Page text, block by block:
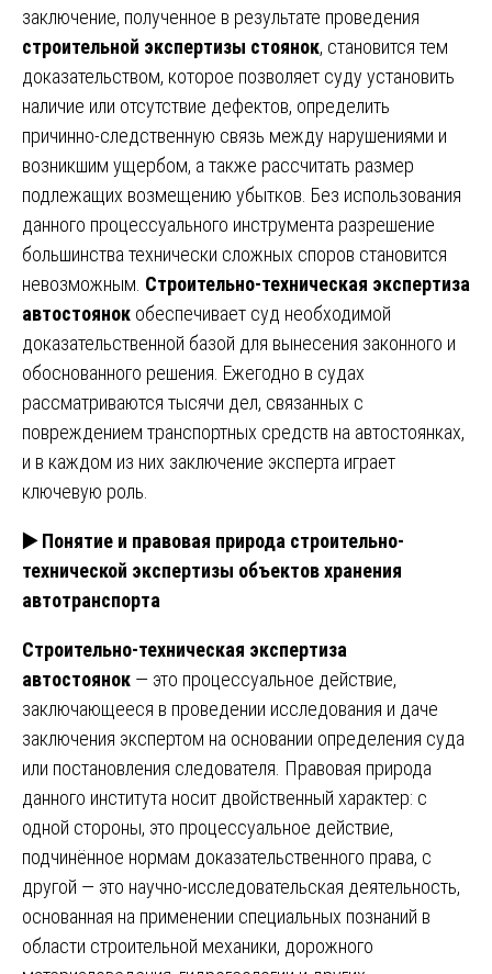
заключение, полученное в результате проведения
строительной экспертизы стоянок, становится тем
доказательством, которое позволяет суду установить
наличие или отсутствие дефектов, определить
причинно-следственную связь между нарушениями и
возникшим ущербом, а также рассчитать размер
подлежащих возмещению убытков. Без использования
данного процессуального инструмента разрешение
большинства технически сложных споров становится
невозможным. Строительно-техническая экспертиза
автостоянок обеспечивает суд необходимой
доказательственной базой для вынесения законного и
обоснованного решения. Ежегодно в судах
рассматриваются тысячи дел, связанных с
повреждением транспортных средств на автостоянках,
и в каждом из них заключение эксперта играет
ключевую роль.
▶️Понятие и правовая природа строительно-
технической экспертизы объектов хранения
автотранспорта
Строительно-техническая экспертиза
автостоянок — это процессуальное действие,
заключающееся в проведении исследования и даче
заключения экспертом на основании определения суда
или постановления следователя. Правовая природа
данного института носит двойственный характер: с
одной стороны, это процессуальное действие,
подчинённое нормам доказательственного права, с
другой — это научно-исследовательская деятельность,
основанная на применении специальных познаний в
области строительной механики, дорожного